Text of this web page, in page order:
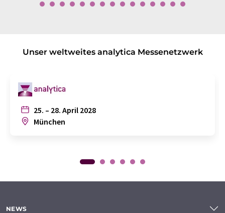
Unser weltweites analytica Messenetzwerk
25. – 28. April 2028
München
NEWS